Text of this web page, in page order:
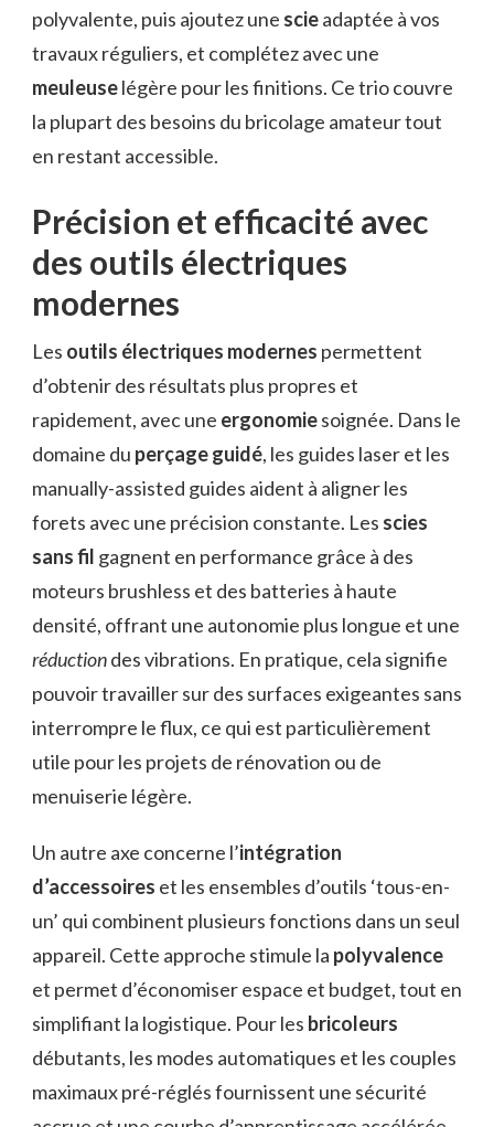
polyvalente, puis ajoutez une scieadaptée à vos
travaux réguliers, et complétez avec une
meuleuselégère pour les finitions. Ce trio couvre
la plupart des besoins du bricolage amateur tout
en restant accessible.
Précision et efficacité avec
des outils électriques
modernes
Les outils électriques modernes permettent
d’obtenir des résultats plus propres et
rapidement, avec une ergonomiesoignée. Dans le
domaine du perçage guidé, les guides laser et les
manually-assisted guides aident à aligner les
forets avec une précision constante. Les scies
sans fil gagnent en performance grâce à des
moteurs brushless et des batteries à haute
densité, offrant une autonomie plus longue et une
réductiondes vibrations. En pratique, cela signifie
pouvoir travailler sur des surfaces exigeantes sans
interrompre le flux, ce qui est particulièrement
utile pour les projets de rénovation ou de
menuiserie légère.
Un autre axe concerne l’intégration
d’accessoires et les ensembles d’outils ‘tous-en-
un’ qui combinent plusieurs fonctions dans un seul
appareil. Cette approche stimule la polyvalence
et permet d’économiser espace et budget, tout en
simplifiant la logistique. Pour les bricoleurs
débutants, les modes automatiques et les couples
maximaux pré-réglés fournissent une sécurité